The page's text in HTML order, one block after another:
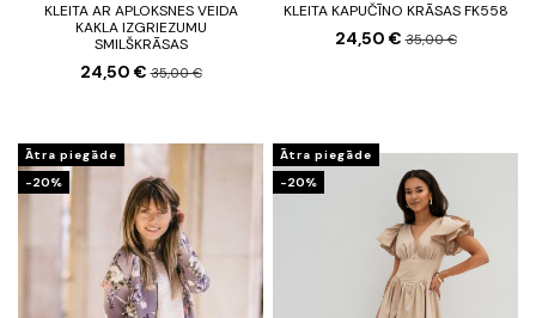
KLEITA AR APLOKSNES VEIDA
KAKLA IZGRIEZUMU
SMILŠKRĀSAS
24,50 €35,00 €
KLEITA KAPUČĪNO KRĀSAS FK558
24,50 €35,00 €
Ātra piegāde
-20%
Ātra piegāde
-20%